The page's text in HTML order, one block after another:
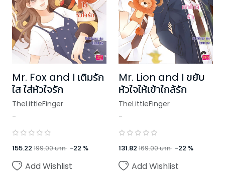
Mr. Fox and I เติมรัก
ใส ใส่หัวใจรัก
TheLittleFinger
-
155.22 199.00บาท -22 %
Add Wishlist
Mr. Lion and I ขยับ
หัวใจให้เข้าใกล้รัก
TheLittleFinger
-
131.82 169.00บาท -22 %
Add Wishlist